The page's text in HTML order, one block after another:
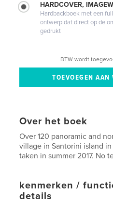
HARDCOVER,
Hardbackboek met een
ontwerp dat direct op de
gedrukt
BTW wordt
Over het boek
Over 120 panoramic and
village in Santorini island
taken in summer 2017. No
kenmerken /
details